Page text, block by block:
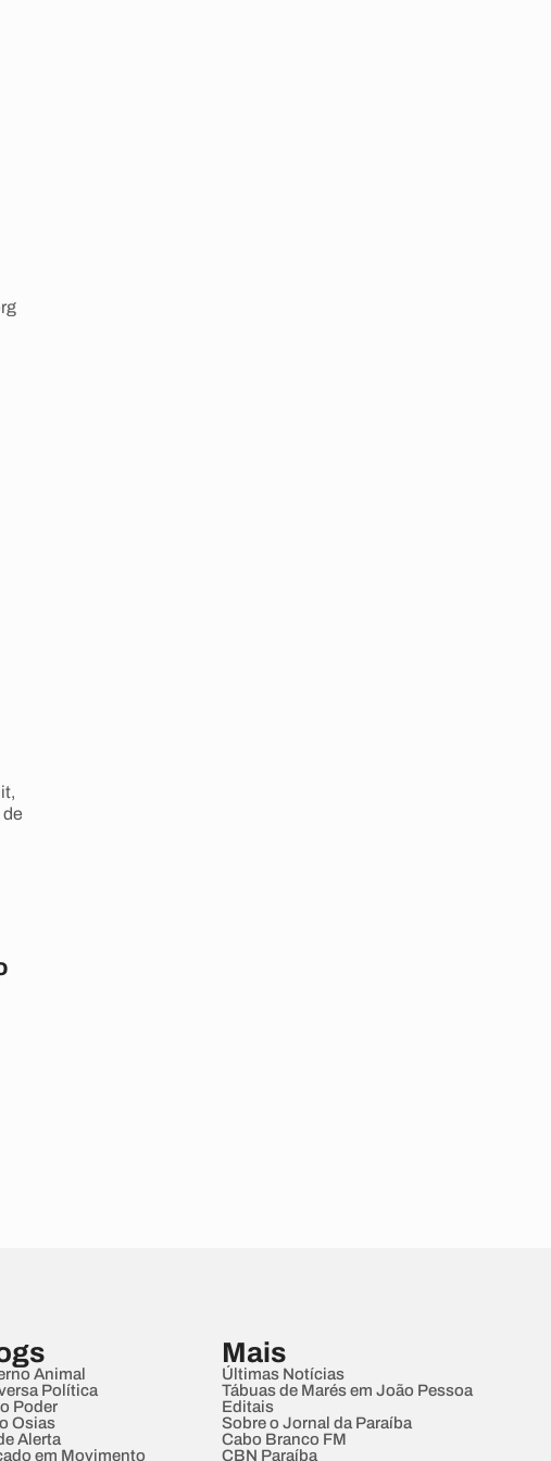
Animal
Política
Poder
Osias
Alerta
em Movimento
Mais
Últimas Notícias
Tábuas de Marés em João Pessoa
Editais
Sobre o Jornal da Paraíba
Cabo Branco FM
CBN Paraíba